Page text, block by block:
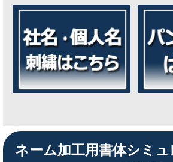
ネーム加工用書体シミ